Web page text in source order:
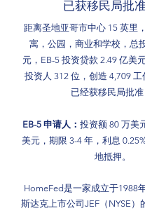
已获移民局批
距离圣地亚哥市中心 15 英里
寓，公园，商业和学校，总
元，EB-5 投资贷款 2.49 亿美
投资人 312 位，创造 4,709
已经获移民局批准
EB-5 申请人： 投资额 80 万美
美元，期限 3-4 年，利息
地抵押。
HomeFed是一家成立于1988
斯达克上市公司JEF（NYSE）